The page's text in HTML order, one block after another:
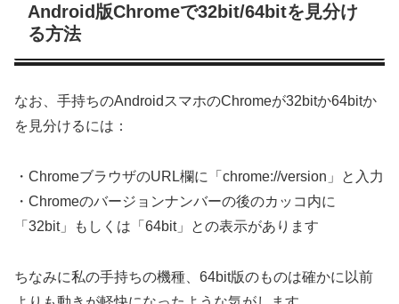
Android版Chromeで32bit/64bitを見分け
る方法
なお、手持ちのAndroidスマホのChromeが32bitか64bitか
を見分けるには：
・ChromeブラウザのURL欄に「chrome://version」と入力
・Chromeのバージョンナンバーの後のカッコ内に
「32bit」もしくは「64bit」との表示があります
ちなみに私の手持ちの機種、64bit版のものは確かに以前